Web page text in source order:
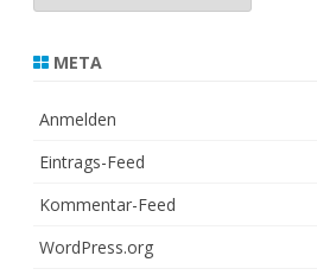
META
Anmelden
Eintrags-Feed
Kommentar-Feed
WordPress.org